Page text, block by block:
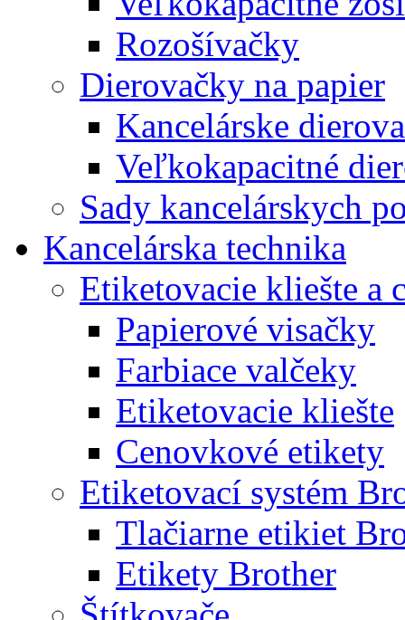
Rozošívačky
Dierovačky na papier
Kancelárske
Veľkokapacitné
Sady kancelárskych
Kancelárska technika
Etiketovacie kliešte a
Papierové visačky
Farbiace valčeky
Etiketovacie kliešte
Cenovkové etikety
Etiketovací systém
Tlačiarne etikiet
Etikety Brother